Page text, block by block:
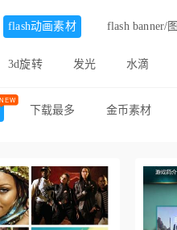
flash动画素材 flash banner/
3d旋转 发光 水滴
碎纸片
纸 生日 蛋糕 蜡
木吉他 羽毛
下载最多 金币素材